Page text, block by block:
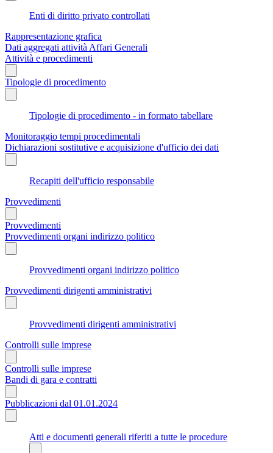
Enti di diritto privato controllati
Rappresentazione grafica
Dati aggregati attività Affari Generali
Attività e procedimenti
Tipologie di procedimento
Tipologie di procedimento - in formato tabellare
Monitoraggio tempi procedimentali
Dichiarazioni sostitutive e acquisizione d'ufficio dei dati
Recapiti dell'ufficio responsabile
Provvedimenti
Provvedimenti
Provvedimenti organi indirizzo politico
Provvedimenti organi indirizzo politico
Provvedimenti dirigenti amministrativi
Provvedimenti dirigenti amministrativi
Controlli sulle imprese
Controlli sulle imprese
Bandi di gara e contratti
Pubblicazioni dal 01.01.2024
Atti e documenti generali riferiti a tutte le procedure